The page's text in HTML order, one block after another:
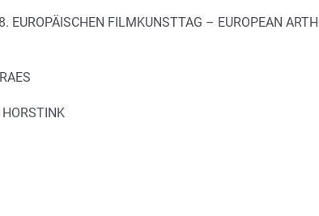
EUROPÄISCHEN FILMKUNSTTAG – EUROPEAN